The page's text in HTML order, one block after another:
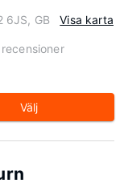
6JS, GB Visa karta
Välj